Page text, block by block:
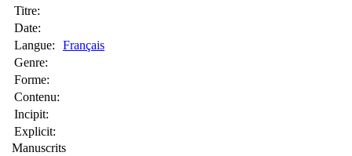
Titre:
Date:
Langue:
Français
Genre:
Forme:
Contenu:
Incipit:
Explicit:
Manuscrits